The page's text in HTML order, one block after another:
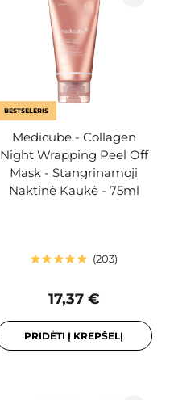
BESTSELERIS
Medicube - Collagen
Night Wrapping Peel Off
Mask - Stangrinamoji
Naktinė Kaukė - 75ml
203
17,37 €
PRIDĖTI Į KREPŠELĮ